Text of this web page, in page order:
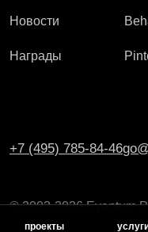
Новости
Награды
+7 (495) 785-84-46
© 2003-2026 Eventum
проекты